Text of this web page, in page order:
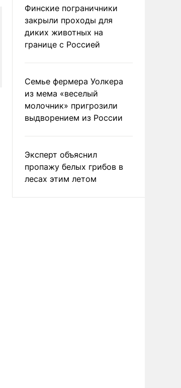
Финские пограничники
закрыли проходы для
диких животных на
границе с Россией
Семье фермера Уолкера
из мема «веселый
молочник» пригрозили
выдворением из России
Эксперт объяснил
пропажу белых грибов в
лесах этим летом